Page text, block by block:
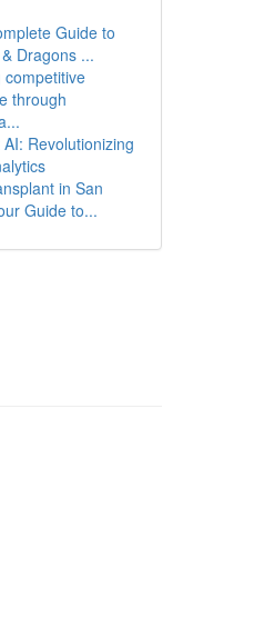
Guide to
Dragons ...
competitive
through
Revolutionizing
in San
Guide to...